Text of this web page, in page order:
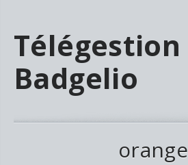
Télégestion
Badgelio
orange